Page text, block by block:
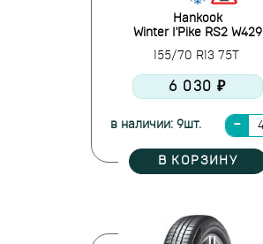
Hankook
Winter I'Pike RS2 W429
155/70 R13 75T
6 030 ₽
в наличии: 9шт.
В КОРЗИНУ